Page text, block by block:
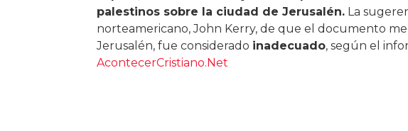
palestinos sobre la ciudad de Jerusalén.La
norteamericano, John Kerry, de que el documento
Jerusalén, fue considerado inadecuado, según el
AcontecerCristiano.Net